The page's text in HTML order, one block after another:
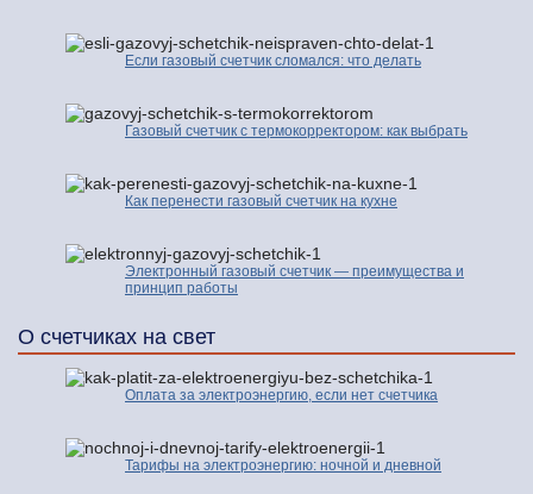
Если газовый счетчик сломался: что делать
Газовый счетчик с термокорректором: как выбрать
Как перенести газовый счетчик на кухне
Электронный газовый счетчик — преимущества и
принцип работы
О счетчиках на свет
Оплата за электроэнергию, если нет счетчика
Тарифы на электроэнергию: ночной и дневной